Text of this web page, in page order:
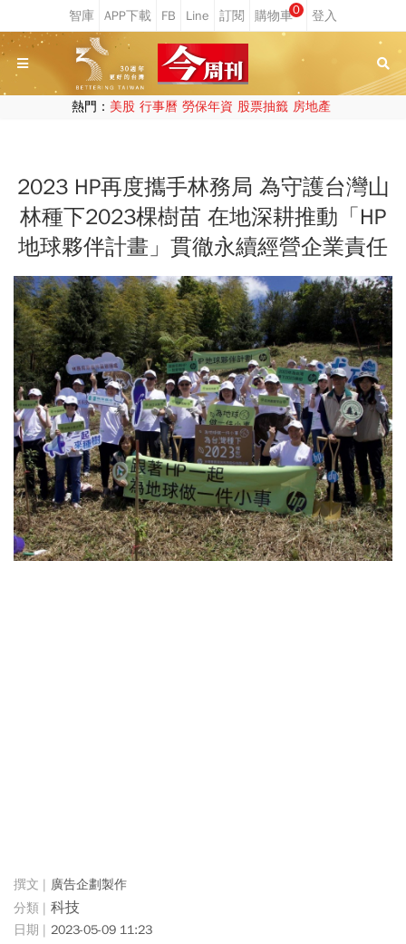
0
熱門： 美股 行事曆 勞保年資 股票抽籤 房地產
2023 HP再度攜手林務局 為守護台灣山
林種下2023棵樹苗 在地深耕推動「HP
地球夥伴計畫」貫徹永續經營企業責任
廣告企劃製作
科技
2023-05-09 11:23